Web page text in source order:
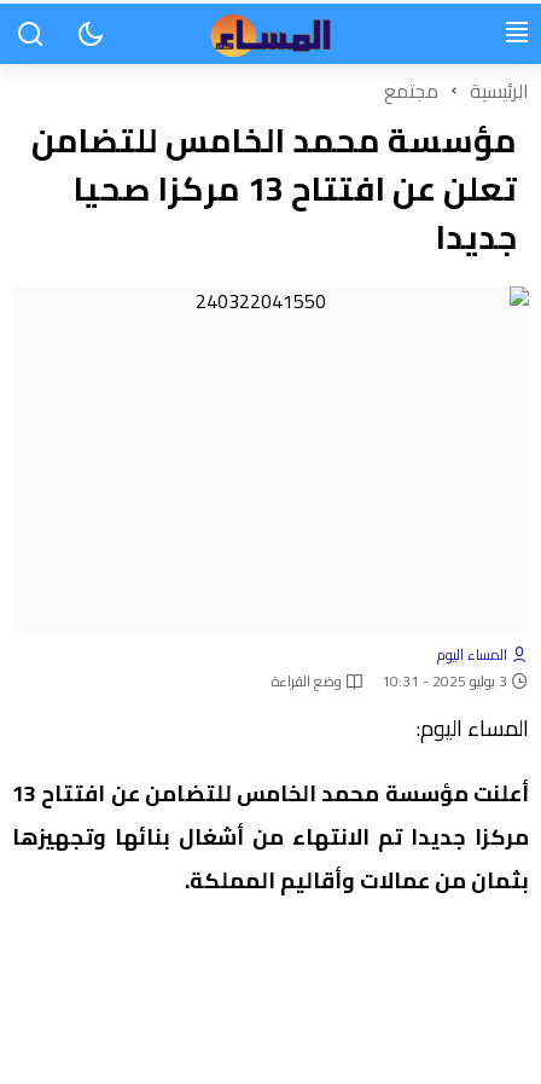
الرئيسية مجتمع
مؤسسة محمد الخامس للتضامن
تعلن عن افتتاح 13 مركزا صحيا
جديدا
المساء اليوم
3 يوليو 2025 - 10:31
وضع القراءة
المساء اليوم:
أعلنت مؤسسة محمد الخامس للتضامن عن افتتاح 13
مركزا جديدا تم الانتهاء من أشغال بنائها وتجهيزها
بثمان من عمالات وأقاليم المملكة.